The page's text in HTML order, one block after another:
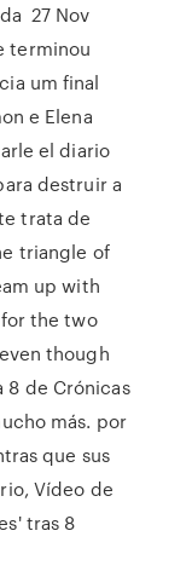
27 Nov
terminou
um final
e Elena
el diario
destruir a
trata de
triangle of
up with
the two
though
8 de Crónicas
más. por
que sus
Vídeo de
tras 8